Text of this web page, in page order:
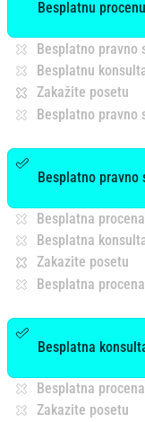
Besplatnu
Besplatno pravno
Besplatnu
Zakažite posetu
Besplatno pravno
Besplatno pravno
Besplatna
Besplatna
Zakazite posetu
Besplatna
Besplatna
Besplatna
Zakazite posetu